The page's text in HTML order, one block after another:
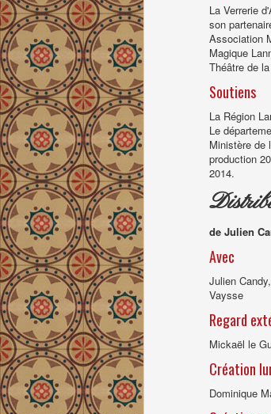
La Verrerie
son
Association
Magique
Théâtre de
Soutiens
La Région
Le
Ministère de
production
2014.
de Julien
Avec
Julien
Vaysse
Regard
Mickaël le
Création
Dominique